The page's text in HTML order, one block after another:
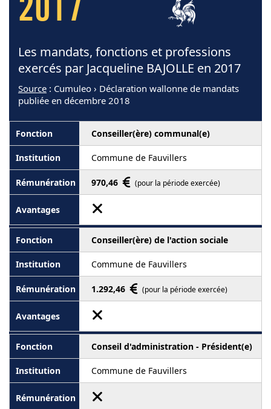
2017
Les mandats, fonctions et professions
exercés par Jacqueline BAJOLLE en 2017
Source : Cumuleo › Déclaration wallonne de mandats
publiée en décembre 2018
Conseiller(ère) communal(e)
Commune de Fauvillers
970,46 (pour la période exercée)
Conseiller(ère) de l'action sociale
Commune de Fauvillers
1.292,46 (pour la période exercée)
Conseil d'administration - Président(e)
Commune de Fauvillers